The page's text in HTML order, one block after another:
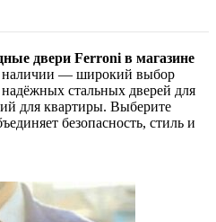
двери Ferroni в магазине
— широкий выбор
стальных дверей для
для квартиры. Выберите
безопасность, стиль и